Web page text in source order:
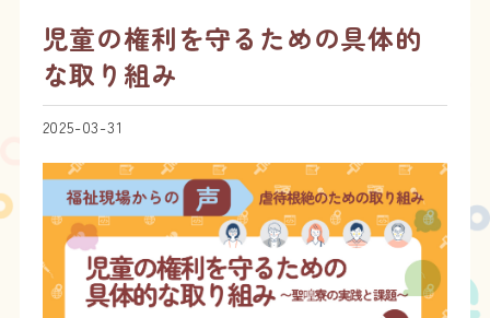
児童の権利を守るための具体的
な取り組み
2025-03-31